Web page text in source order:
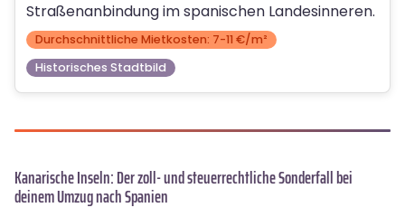
Straßenanbindung im spanischen Landesinneren.
Durchschnittliche Mietkosten: 7-11 €/m²
Historisches Stadtbild
Kanarische Inseln: Der zoll- und steuerrechtliche Sonderfall bei
deinem Umzug nach Spanien